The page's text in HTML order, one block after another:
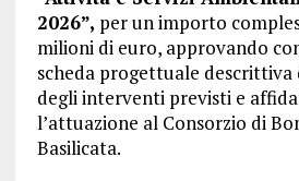
2026”, per un importo
milioni di euro, approvando
scheda progettuale
degli interventi previsti e
l’attuazione al Consorzio di
Basilicata.